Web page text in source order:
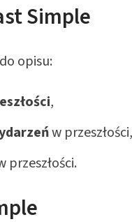
Simple
opisu:
,
w przeszłości,
przeszłości.